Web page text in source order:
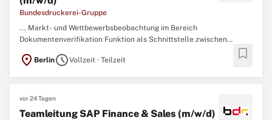
Bundesdruckerei-Gruppe
... Markt- und Wettbewerbsbeobachtung im Bereich
Dokumentenverifikation Funktion als Schnittstelle zwischen
Gestaltung von Business Cases, Go-to-Market-Strategien sowie
location_on BerlinscheduleVollzeit · Teilzeit bookmark
vor 24 Tagen
Teamleitung SAP Finance & Sales (m/w/d)